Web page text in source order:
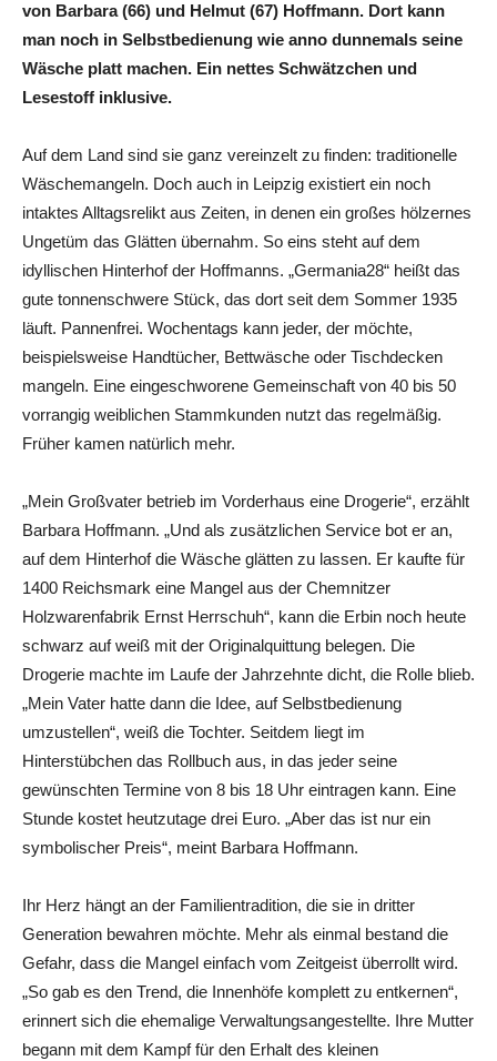
von Barbara (66) und Helmut (67) Hoffmann. Dort kann
man noch in Selbstbedienung wie anno dunnemals seine
Wäsche platt machen. Ein nettes Schwätzchen und
Lesestoff inklusive.
Auf dem Land sind sie ganz vereinzelt zu finden: traditionelle
Wäschemangeln. Doch auch in Leipzig existiert ein noch
intaktes Alltagsrelikt aus Zeiten, in denen ein großes hölzernes
Ungetüm das Glätten übernahm. So eins steht auf dem
idyllischen Hinterhof der Hoffmanns. „Germania28“ heißt das
gute tonnenschwere Stück, das dort seit dem Sommer 1935
läuft. Pannenfrei. Wochentags kann jeder, der möchte,
beispielsweise Handtücher, Bettwäsche oder Tischdecken
mangeln. Eine eingeschworene Gemeinschaft von 40 bis 50
vorrangig weiblichen Stammkunden nutzt das regelmäßig.
Früher kamen natürlich mehr.
„Mein Großvater betrieb im Vorderhaus eine Drogerie“, erzählt
Barbara Hoffmann. „Und als zusätzlichen Service bot er an,
auf dem Hinterhof die Wäsche glätten zu lassen. Er kaufte für
1400 Reichsmark eine Mangel aus der Chemnitzer
Holzwarenfabrik Ernst Herrschuh“, kann die Erbin noch heute
schwarz auf weiß mit der Originalquittung belegen. Die
Drogerie machte im Laufe der Jahrzehnte dicht, die Rolle blieb.
„Mein Vater hatte dann die Idee, auf Selbstbedienung
umzustellen“, weiß die Tochter. Seitdem liegt im
Hinterstübchen das Rollbuch aus, in das jeder seine
gewünschten Termine von 8 bis 18 Uhr eintragen kann. Eine
Stunde kostet heutzutage drei Euro. „Aber das ist nur ein
symbolischer Preis“, meint Barbara Hoffmann.
Ihr Herz hängt an der Familientradition, die sie in dritter
Generation bewahren möchte. Mehr als einmal bestand die
Gefahr, dass die Mangel einfach vom Zeitgeist überrollt wird.
„So gab es den Trend, die Innenhöfe komplett zu entkernen“,
erinnert sich die ehemalige Verwaltungsangestellte. Ihre Mutter
begann mit dem Kampf für den Erhalt des kleinen